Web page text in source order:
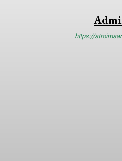
https://